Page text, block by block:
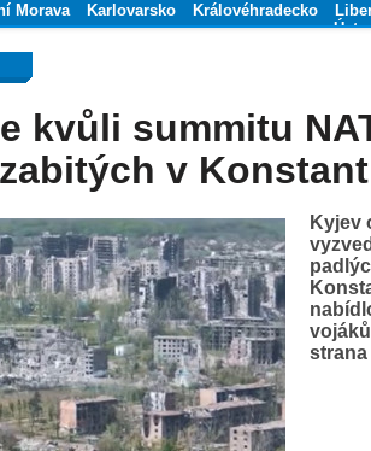
Morava Karlovarsko Královéhradecko
kvůli summitu
v
Kyjev
strana